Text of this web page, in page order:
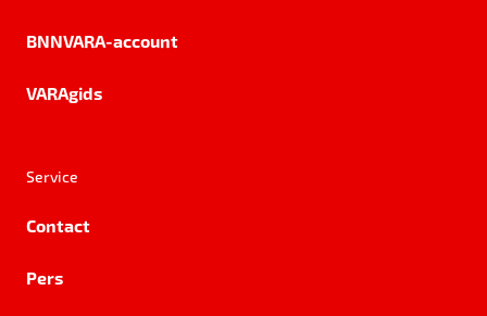
BNNVARA-account
VARAgids
Service
Contact
Pers